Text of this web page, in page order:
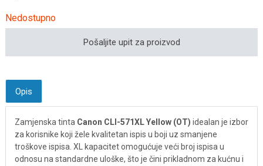
Nedostupno
Pošaljite upit za proizvod
Opis
Zamjenska tinta Canon CLI-571XL Yellow (OT) idealan je izbor
za korisnike koji žele kvalitetan ispis u boji uz smanjene
troškove ispisa. XL kapacitet omogućuje veći broj ispisa u
odnosu na standardne uloške, što je čini prikladnom za kućnu i